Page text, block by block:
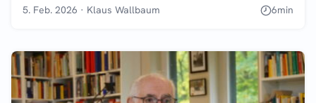
5. Feb. 2026 · Klaus Wallbaum 6min